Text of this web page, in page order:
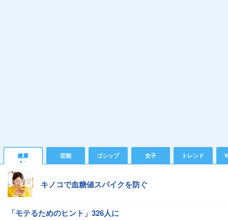
健康 芸能 ゴシップ 女子 トレンド
キノコで血糖値スパイクを防ぐ
「モテるためのヒント」326人に